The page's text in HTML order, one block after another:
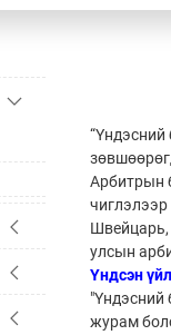
“Үндэсний
Арбитрын
Швейцарь,
улсын
Үндсэн
"Үндэсний
журам